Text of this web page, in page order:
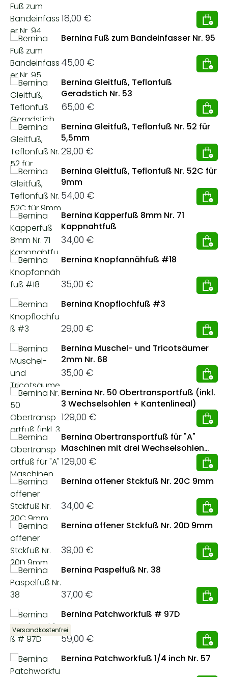
Regulärer Preis:
18,00 €
Bernina Fuß zum Bandeinfasser Nr. 95
Regulärer Preis:
45,00 €
Bernina Gleitfuß, Teflonfuß
Geradstich Nr. 53
Regulärer Preis:
65,00 €
Bernina Gleitfuß, Teflonfuß Nr. 52 für
5,5mm
Regulärer Preis:
29,00 €
Bernina Gleitfuß, Teflonfuß Nr. 52C für
9mm
Regulärer Preis:
54,00 €
Bernina Kapperfuß 8mm Nr. 71
Kappnahtfuß
Regulärer Preis:
34,00 €
Bernina Knopfannähfuß #18
Regulärer Preis:
35,00 €
Bernina Knopflochfuß #3
Regulärer Preis:
29,00 €
Bernina Muschel- und Tricotsäumer
2mm Nr. 68
Regulärer Preis:
35,00 €
Bernina Nr. 50 Obertransportfuß (inkl.
3 Wechselsohlen + Kantenlineal)
Regulärer Preis:
129,00 €
Bernina Obertransportfuß für "A"
Maschinen mit drei Wechselsohlen
und Kantenlineal #50
Regulärer Preis:
129,00 €
Bernina offener Stckfuß Nr. 20C 9mm
Regulärer Preis:
34,00 €
Bernina offener Stckfuß Nr. 20D 9mm
Regulärer Preis:
39,00 €
Bernina Paspelfuß Nr. 38
Regulärer Preis:
37,00 €
Versandkostenfrei
Bernina Patchworkfuß # 97D
Regulärer Preis:
59,00 €
Bernina Patchworkfuß 1/4 inch Nr. 57